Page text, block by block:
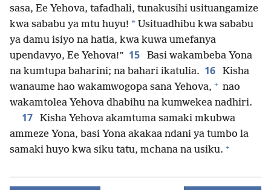
sasa, Ee Yehova, tafadhali, tunakusihi usituangamize
kwa sababu ya mtu huyu! * Usituadhibu kwa sababu
ya damu isiyo na hatia, kwa kuwa umefanya
upendavyo, Ee Yehova!” 15
Basi wakambeba Yona
na kumtupa baharini; na bahari ikatulia. 16
Kisha
wanaume hao wakamwogopa sana Yehova, + nao
wakamtolea Yehova dhabihu na kumwekea nadhiri.
17
Kisha Yehova akamtuma samaki mkubwa
ammeze Yona, basi Yona akakaa ndani ya tumbo la
samaki huyo kwa siku tatu, mchana na usiku. +